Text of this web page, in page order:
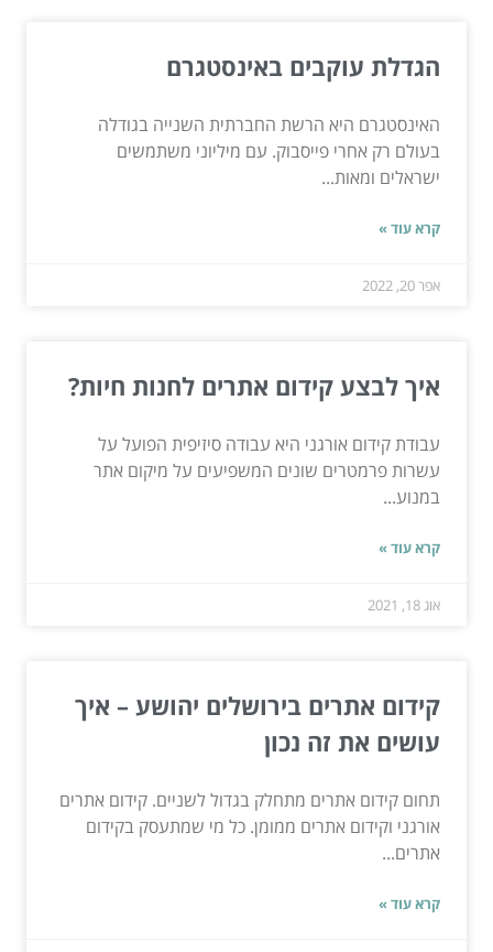
הגדלת עוקבים באינסטגרם
האינסטגרם היא הרשת החברתית השנייה בגודלה
בעולם רק אחרי פייסבוק. עם מיליוני משתמשים
ישראלים ומאות...
קרא עוד »
אפר 20, 2022
איך לבצע קידום אתרים לחנות חיות?
עבודת קידום אורגני היא עבודה סיזיפית הפועל על
עשרות פרמטרים שונים המשפיעים על מיקום אתר
במנוע...
קרא עוד »
אוג 18, 2021
קידום אתרים בירושלים יהושע – איך
עושים את זה נכון
תחום קידום אתרים מתחלק בגדול לשניים. קידום אתרים
אורגני וקידום אתרים ממומן. כל מי שמתעסק בקידום
אתרים...
קרא עוד »